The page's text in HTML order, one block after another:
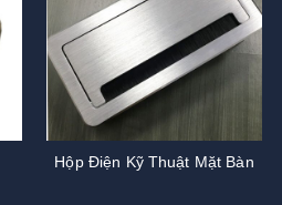
Hộp Điện Kỹ Thuật Mặt Bàn